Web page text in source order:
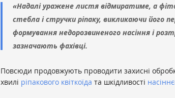
«Надалі уражене листя відмиратиме, а
стебла і стручки ріпаку, викликаючи його
формування недорозвиненого насіння і
зазначають фахівці.
Повсюди продовжують проводити захисні
хвилі ріпакового квіткоїда та шкідливості